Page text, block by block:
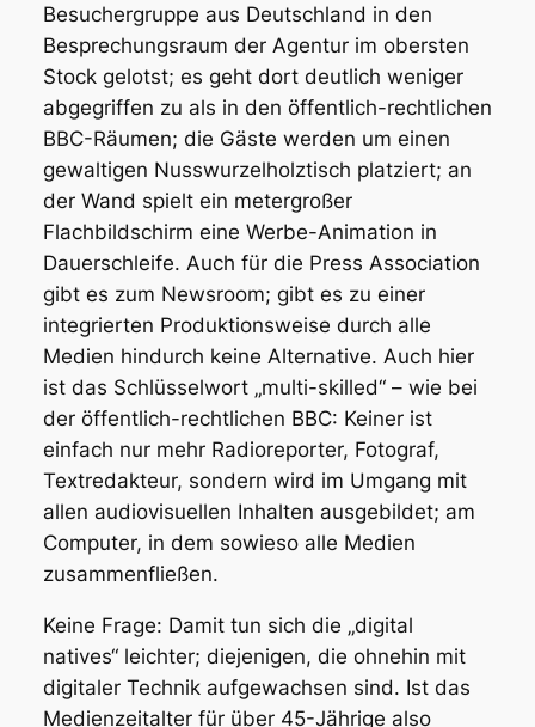
Besuchergruppe aus Deutschland in den
Besprechungsraum der Agentur im obersten
Stock gelotst; es geht dort deutlich weniger
abgegriffen zu als in den öffentlich-rechtlichen
BBC-Räumen; die Gäste werden um einen
gewaltigen Nusswurzelholztisch platziert; an
der Wand spielt ein metergroßer
Flachbildschirm eine Werbe-Animation in
Dauerschleife. Auch für die Press Association
gibt es zum Newsroom; gibt es zu einer
integrierten Produktionsweise durch alle
Medien hindurch keine Alternative. Auch hier
ist das Schlüsselwort „multi-skilled“ – wie bei
der öffentlich-rechtlichen BBC: Keiner ist
einfach nur mehr Radioreporter, Fotograf,
Textredakteur, sondern wird im Umgang mit
allen audiovisuellen Inhalten ausgebildet; am
Computer, in dem sowieso alle Medien
zusammenfließen.
Keine Frage: Damit tun sich die „digital
natives“ leichter; diejenigen, die ohnehin mit
digitaler Technik aufgewachsen sind. Ist das
Medienzeitalter für über 45-Jährige also